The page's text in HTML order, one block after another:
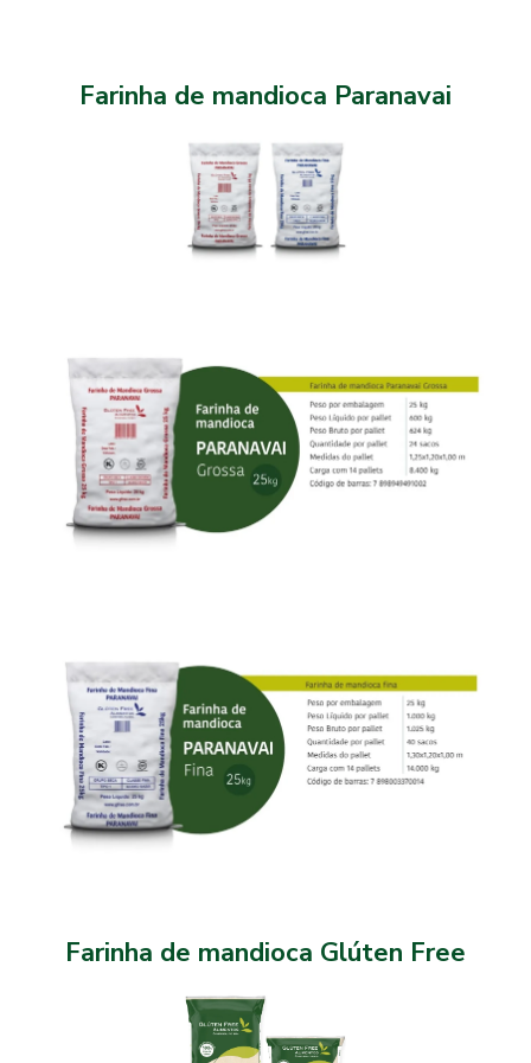
Farinha de mandioca Paranavai
Farinha de mandioca Glúten Free